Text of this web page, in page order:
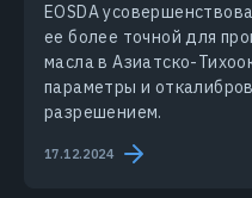
EOSDA
ее более точной для
масла в Азиатско-
параметры и
разрешением.
17.12.2024